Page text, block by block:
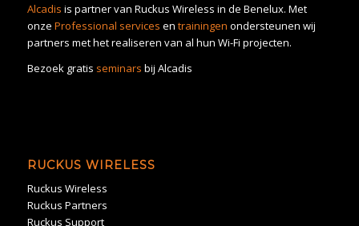
Alcadis is partner van Ruckus Wireless in de Benelux. Met
onze Professional services en trainingen ondersteunen wij
partners met het realiseren van al hun Wi-Fi projecten.
Bezoek gratis seminars bij Alcadis
RUCKUS WIRELESS
Ruckus Wireless
Ruckus Partners
Ruckus Support